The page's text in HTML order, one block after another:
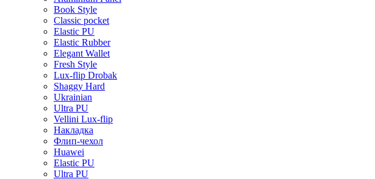
Book Style
Classic pocket
Elastic PU
Elastic Rubber
Elegant Wallet
Fresh Style
Lux-flip Drobak
Shaggy Hard
Ukrainian
Ultra PU
Vellini Lux-flip
Накладка
Флип-чехол
Huawei
Elastic PU
Ultra PU